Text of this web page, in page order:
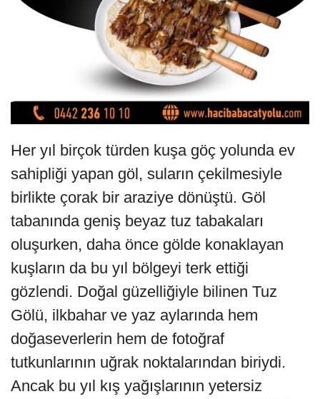
Her yıl birçok türden kuşa göç yolunda ev
sahipliği yapan göl, suların çekilmesiyle
birlikte çorak bir araziye dönüştü. Göl
tabanında geniş beyaz tuz tabakaları
oluşurken, daha önce gölde konaklayan
kuşların da bu yıl bölgeyi terk ettiği
gözlendi. Doğal güzelliğiyle bilinen Tuz
Gölü, ilkbahar ve yaz aylarında hem
doğaseverlerin hem de fotoğraf
tutkunlarının uğrak noktalarından biriydi.
Ancak bu yıl kış yağışlarının yetersiz